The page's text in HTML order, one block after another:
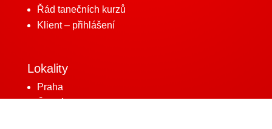
Řád tanečních kurzů
Klient – přihlášení
Lokality
Praha